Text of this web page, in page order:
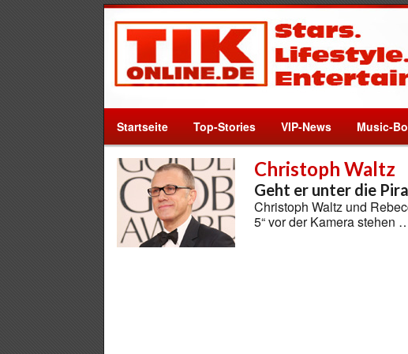
Startseite Top-Stories VIP-News Music-
Christoph Waltz
Geht er unter die
Christoph Waltz und
5“ vor der Kamera stehen